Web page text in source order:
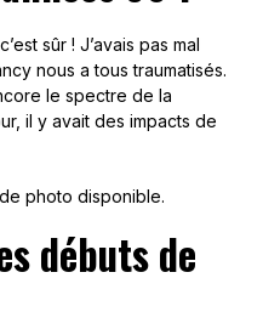
sûr ! J’avais pas mal
nous a tous traumatisés.
le spectre de la
il y avait des impacts de
débuts de